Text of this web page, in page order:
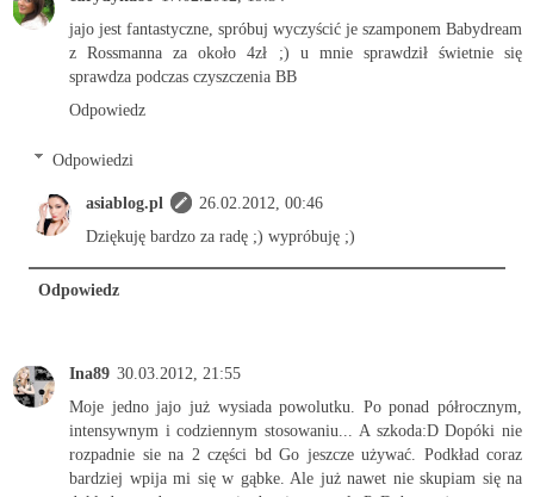
jajo jest fantastyczne, spróbuj wyczyścić je szamponem Babydream
z Rossmanna za około 4zł ;) u mnie sprawdził świetnie się
sprawdza podczas czyszczenia BB
Odpowiedz
Odpowiedzi
asiablog.pl
26.02.2012, 00:46
Dziękuję bardzo za radę ;) wypróbuję ;)
Odpowiedz
Ina89 30.03.2012, 21:55
Moje jedno jajo już wysiada powolutku. Po ponad półrocznym,
intensywnym i codziennym stosowaniu... A szkoda:D Dopóki nie
rozpadnie sie na 2 części bd Go jeszcze używać. Podkład coraz
bardziej wpija mi się w gąbke. Ale już nawet nie skupiam się na